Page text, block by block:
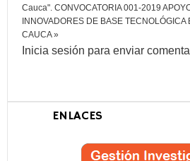
Cauca". CONVOCATORIA 001-2019
INNOVADORES DE BASE TECNOLÓGICA
CAUCA »
Inicia sesión para enviar
ENLACES